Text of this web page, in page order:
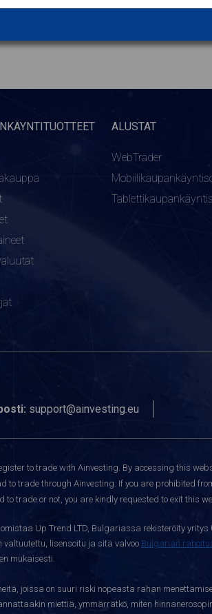
ALUSTAT
WebTrader
support@ainvesting.eu
to trade with Ainvesting. By accessing this
to trade through Ainvesting. If you are prohibited
trade or not, you are kindly requested to exit this
Up Trend LTD, Bulgariassa rekisteröity
lisensoitu ja sitä valvoo Bulgarian
mukaisesti.
joissa on suuri riski nopeasta rahan
miettiä, ymmärrätkö, miten